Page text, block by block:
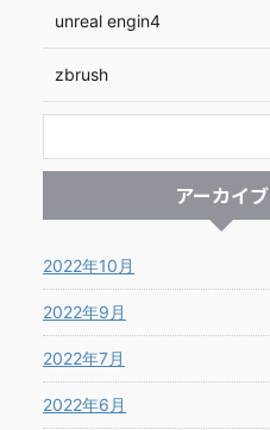
unreal engin4
zbrush
アーカイブ
2022年10月
2022年9月
2022年7月
2022年6月